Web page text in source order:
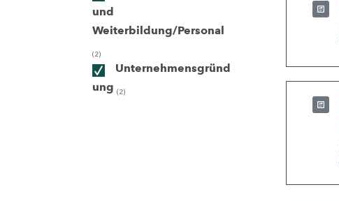
und
Weiterbildung/Personal
(2)
Unternehmensgründ
ung (2)